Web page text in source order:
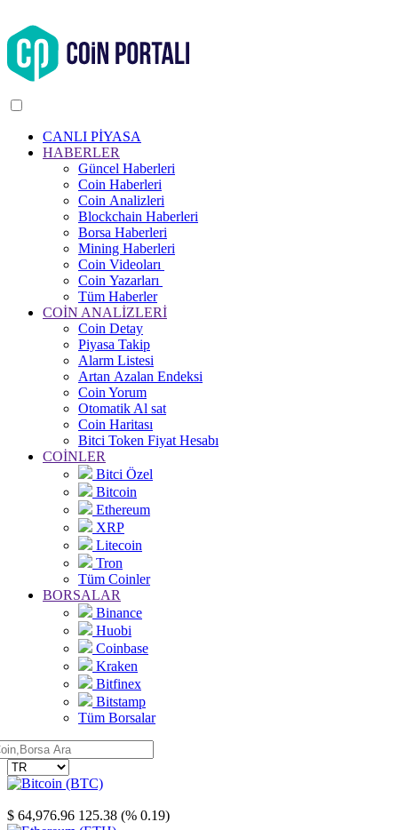
CANLI PİYASA
HABERLER
Güncel Haberleri
Coin Haberleri
Coin Analizleri
Blockchain Haberleri
Borsa Haberleri
Mining Haberleri
Coin Videoları
Coin Yazarları
Tüm Haberler
COİN ANALİZLERİ
Coin Detay
Piyasa Takip
Alarm Listesi
Artan Azalan Endeksi
Coin Yorum
Otomatik Al sat
Coin Haritası
Bitci Token Fiyat Hesabı
COİNLER
Bitci Özel
Bitcoin
Ethereum
XRP
Litecoin
Tron
Tüm Coinler
BORSALAR
Binance
Huobi
Coinbase
Kraken
Bitfinex
Bitstamp
Tüm Borsalar
$ 64,976.96 125.38 (% 0.19)